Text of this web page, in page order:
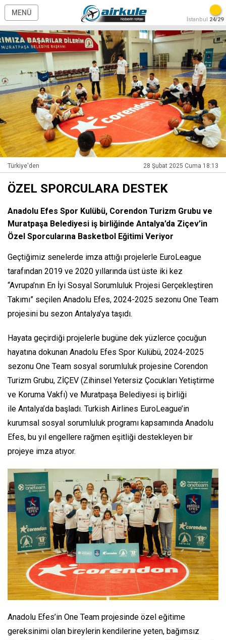
MENÜ
İstanbul 24/29
Türkiye'den 28 Şubat 2025 Cuma 18:13
ÖZEL SPORCULARA DESTEK
Anadolu Efes Spor Kulübü, Corendon Turizm Grubu ve
Muratpaşa Belediyesi iş birliğinde Antalya’da Ziçev’in
Özel Sporcularına Basketbol Eğitimi Veriyor
Geçtiğimiz senelerde imza attığı projelerle EuroLeague
tarafından 2019 ve 2020 yıllarında üst üste iki kez
“Avrupa’nın En İyi Sosyal Sorumluluk Projesi Gerçekleştiren
Takımı” seçilen Anadolu Efes, 2024-2025 sezonu One Team
projesini bu sezon Antalya’ya taşıdı.
Hayata geçirdiği projelerle bugüne dek yüzlerce çocuğun
hayatına dokunan Anadolu Efes Spor Kulübü, 2024-2025
sezonu One Team sosyal sorumluluk projesine Corendon
Turizm Grubu, ZİÇEV (Zihinsel Yetersiz Çocukları Yetiştirme
ve Koruma Vakfı) ve Muratpaşa Belediyesi iş birliği
ile Antalya’da başladı. Turkish Airlines EuroLeague’in
kurumsal sosyal sorumluluk programı kapsamında Anadolu
Efes, bu yıl engellere rağmen eşitliği destekleyen bir
projeye imza atıyor.
Anadolu Efes’in One Team projesinde özel eğitime
gereksinimi olan bireylerin kendilerine yeten, bağımsız